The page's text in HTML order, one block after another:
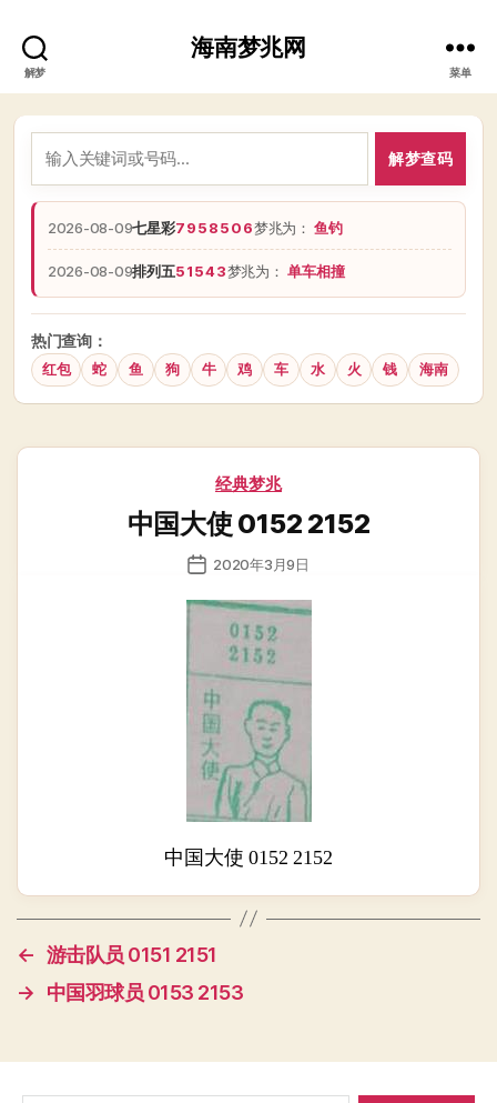
解梦
海南梦兆网
菜单
解梦查码
2026-08-09七星彩7958506梦兆为：鱼钓
2026-08-09排列五51543梦兆为：单车相撞
热门查询：
红包 蛇 鱼 狗 牛 鸡 车 水 火 钱 海南
分
经典梦兆
中国大使 0152 2152
发
日
2020年3月9日
中国大使 0152 2152
← 游击队员 0151 2151
→
中国羽球员 0153 2153